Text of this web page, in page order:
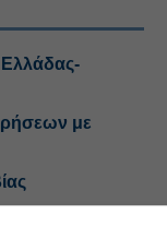
με
Εθνικής